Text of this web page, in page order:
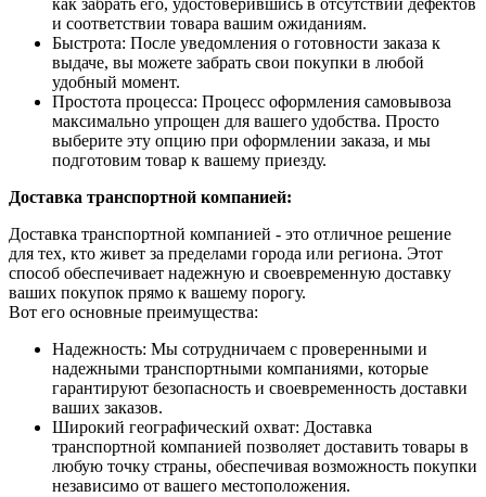
и соответствии товара вашим ожиданиям.
Быстрота: После уведомления о готовности заказа к
выдаче, вы можете забрать свои покупки в любой
удобный момент.
Простота процесса: Процесс оформления самовывоза
максимально упрощен для вашего удобства. Просто
выберите эту опцию при оформлении заказа, и мы
подготовим товар к вашему приезду.
Доставка транспортной компанией:
Доставка транспортной компанией - это отличное решение
для тех, кто живет за пределами города или региона. Этот
способ обеспечивает надежную и своевременную доставку
ваших покупок прямо к вашему порогу.
Вот его основные преимущества:
Надежность: Мы сотрудничаем с проверенными и
надежными транспортными компаниями, которые
гарантируют безопасность и своевременность доставки
ваших заказов.
Широкий географический охват: Доставка
транспортной компанией позволяет доставить товары в
любую точку страны, обеспечивая возможность покупки
независимо от вашего местоположения.